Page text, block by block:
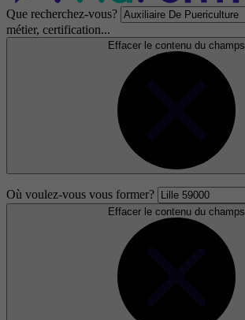
Que recherchez-vous?
métier, certification...
Effacer le contenu du champs
Où voulez-vous vous former?
Effacer le contenu du champs